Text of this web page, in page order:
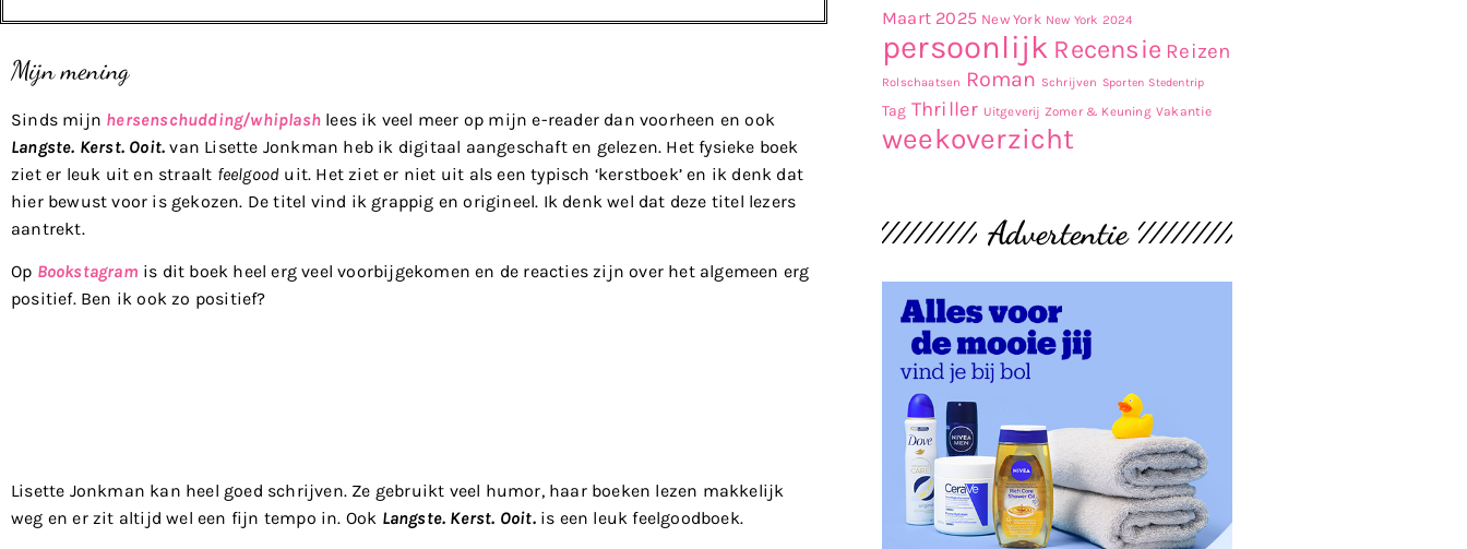
Mijn mening
Sinds mijn hersenschudding/whiplash lees ik veel meer op mijn e-reader dan voorheen en ook
Langste. Kerst. Ooit. van Lisette Jonkman heb ik digitaal aangeschaft en gelezen. Het fysieke boek
ziet er leuk uit en straalt feelgood uit. Het ziet er niet uit als een typisch ‘kerstboek’ en ik denk dat
hier bewust voor is gekozen. De titel vind ik grappig en origineel. Ik denk wel dat deze titel lezers
aantrekt.
Op Bookstagram is dit boek heel erg veel voorbijgekomen en de reacties zijn over het algemeen erg
positief. Ben ik ook zo positief?
Lisette Jonkman kan heel goed schrijven. Ze gebruikt veel humor, haar boeken lezen makkelijk
weg en er zit altijd wel een fijn tempo in. Ook Langste. Kerst. Ooit.is een leuk feelgoodboek.
Maart 2025 New York New York 2024
persoonlijk Recensie Reizen
Rolschaatsen Roman Schrijven Sporten Stedentrip
Tag Thriller Uitgeverij Zomer & Keuning Vakantie
weekoverzicht
Advertentie